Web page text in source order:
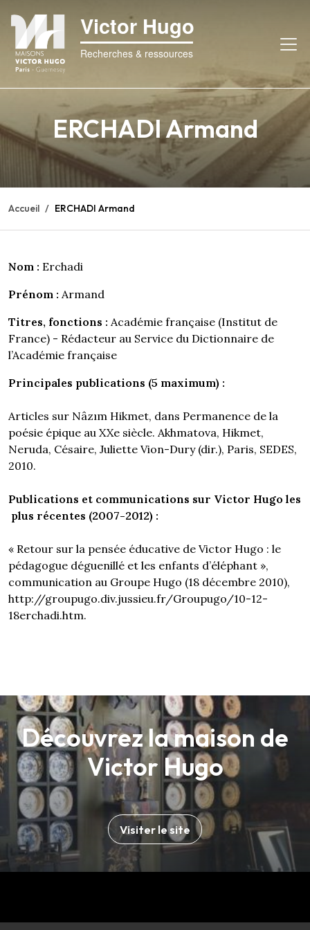
Victor Hugo
Recherches & ressources
ERCHADI Armand
Accueil ERCHADI Armand
Nom : Erchadi
Prénom : Armand
Titres, fonctions : Académie française (Institut de
France) - Rédacteur au Service du Dictionnaire de
l’Académie française
Principales publications (5 maximum) :
Articles sur Nâzım Hikmet, dans Permanence de la
poésie épique au XXe siècle. Akhmatova, Hikmet,
Neruda, Césaire, Juliette Vion-Dury (dir.), Paris, SEDES,
2010.
Publications et communications sur Victor Hugo les
plus récentes (2007-2012) :
« Retour sur la pensée éducative de Victor Hugo : le
pédagogue déguenillé et les enfants d’éléphant »,
communication au Groupe Hugo (18 décembre 2010),
http://groupugo.div.jussieu.fr/Groupugo/10-12-
18erchadi.htm.
Découvrez la maison de
Victor Hugo
Visiter le site